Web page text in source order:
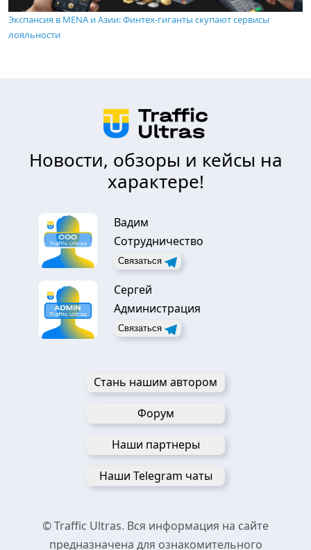
Экспансия в MENA и Азии: Финтех-гиганты скупают сервисы
лояльности
Новости, обзоры и кейсы на
характере!
Вадим
Сотрудничество
Связаться
Сергей
Администрация
Связаться
Стань нашим автором
Форум
Наши партнеры
Наши Telegram чаты
© Traffic Ultras. Вся информация на сайте
предназначена для ознакомительного